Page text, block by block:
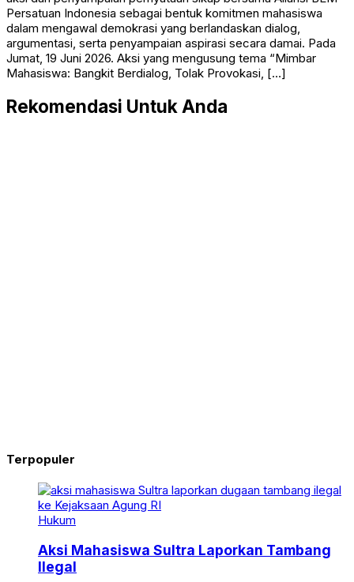
Persatuan Indonesia sebagai bentuk komitmen mahasiswa
dalam mengawal demokrasi yang berlandaskan dialog,
argumentasi, serta penyampaian aspirasi secara damai. Pada
Jumat, 19 Juni 2026. Aksi yang mengusung tema “Mimbar
Mahasiswa: Bangkit Berdialog, Tolak Provokasi, […]
Rekomendasi Untuk Anda
Terpopuler
Hukum
Aksi Mahasiswa Sultra Laporkan Tambang
Ilegal